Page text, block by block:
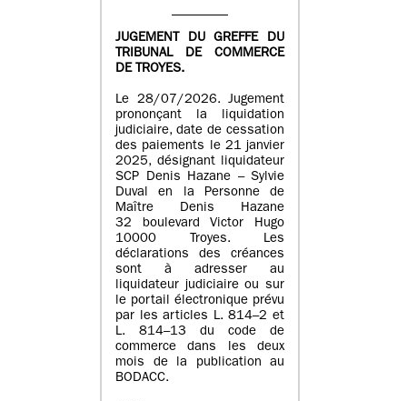
JUGEMENT DU GREFFE DU
TRIBUNAL DE COMMERCE
DE TROYES.
Le 28/07/2026. Jugement
prononçant la liquidation
judiciaire, date de cessation
des paiements le 21 janvier
2025, désignant liquidateur
SCP Denis Hazane – Sylvie
Duval en la Personne de
Maître Denis Hazane
32 boulevard Victor Hugo
10000 Troyes. Les
déclarations des créances
sont à adresser au
liquidateur judiciaire ou sur
le portail électronique prévu
par les articles L. 814–2 et
L. 814–13 du code de
commerce dans les deux
mois de la publication au
BODACC.